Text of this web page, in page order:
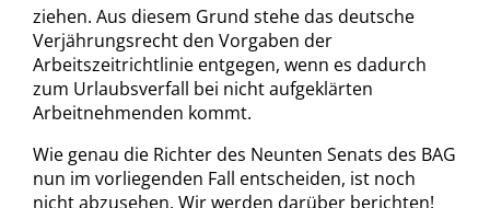
ziehen. Aus diesem Grund stehe das deutsche
Verjährungsrecht den Vorgaben der
Arbeitszeitrichtlinie entgegen, wenn es dadurch
zum Urlaubsverfall bei nicht aufgeklärten
Arbeitnehmenden kommt.
Wie genau die Richter des Neunten Senats des BAG
nun im vorliegenden Fall entscheiden, ist noch
nicht abzusehen. Wir werden darüber berichten!